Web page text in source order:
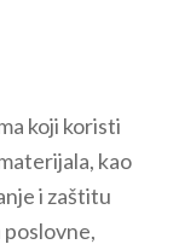
koji koristi
kao
i zaštitu
poslovne,